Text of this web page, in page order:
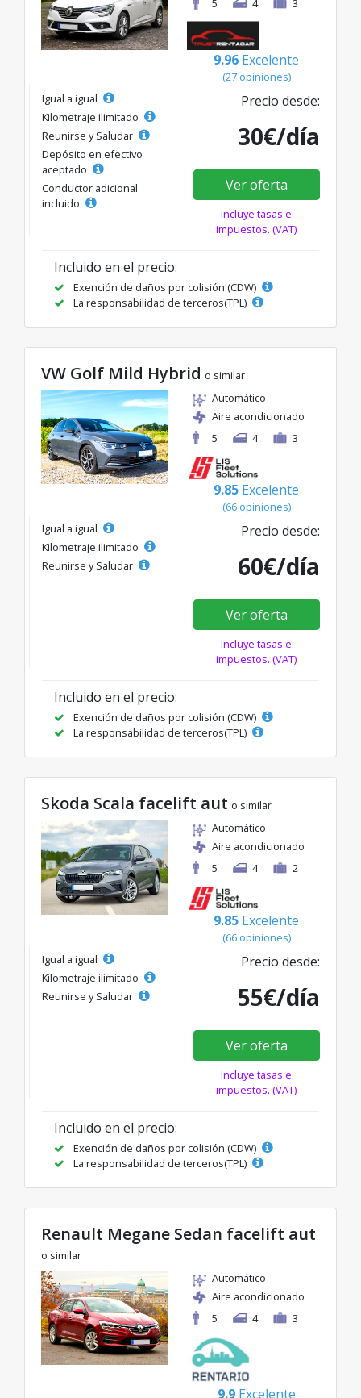
5
4 3
9.96 Excelente
(27 opiniones)
Igual a igual
Kilometraje ilimitado
Reunirse y Saludar
Depósito en efectivo
aceptado
Conductor adicional
incluido
Precio desde:
30€/día
Ver oferta
Incluye tasas e
impuestos. (VAT)
Incluido en el precio:
Exención de daños por colisión (CDW)
La responsabilidad de terceros(TPL)
VW Golf Mild Hybrid o similar
Automático
Aire acondicionado
5
4 3
9.85 Excelente
(66 opiniones)
Igual a igual
Kilometraje ilimitado
Reunirse y Saludar
Precio desde:
60€/día
Ver oferta
Incluye tasas e
impuestos. (VAT)
Incluido en el precio:
Exención de daños por colisión (CDW)
La responsabilidad de terceros(TPL)
Skoda Scala facelift aut o similar
Automático
Aire acondicionado
5
4 2
9.85 Excelente
(66 opiniones)
Igual a igual
Kilometraje ilimitado
Reunirse y Saludar
Precio desde:
55€/día
Ver oferta
Incluye tasas e
impuestos. (VAT)
Incluido en el precio:
Exención de daños por colisión (CDW)
La responsabilidad de terceros(TPL)
Renault Megane Sedan facelift aut
o similar
Automático
Aire acondicionado
5
4 3
9.9 Excelente